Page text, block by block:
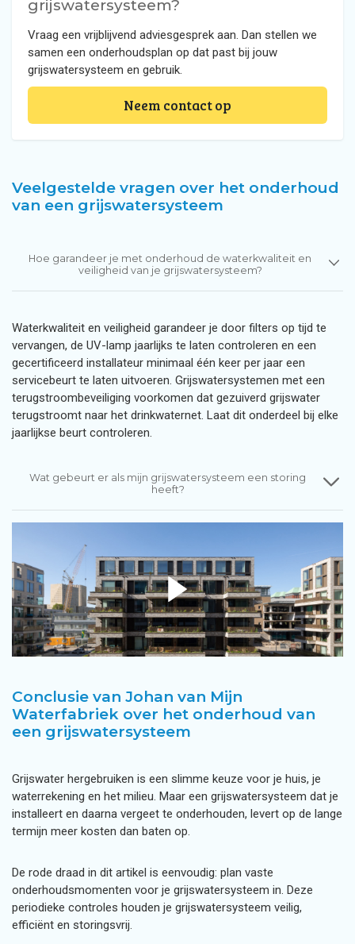
grijswatersysteem?
Vraag een vrijblijvend adviesgesprek aan. Dan stellen we
samen een onderhoudsplan op dat past bij jouw
grijswatersysteem en gebruik.
Neem contact op
Veelgestelde vragen over het onderhoud
van een grijswatersysteem
Hoe garandeer je met onderhoud de waterkwaliteit en
veiligheid van je grijswatersysteem?
Waterkwaliteit en veiligheid garandeer je door filters op tijd te
vervangen, de UV-lamp jaarlijks te laten controleren en een
gecertificeerd installateur minimaal één keer per jaar een
servicebeurt te laten uitvoeren. Grijswatersystemen met een
terugstroombeveiliging voorkomen dat gezuiverd grijswater
terugstroomt naar het drinkwaternet. Laat dit onderdeel bij elke
jaarlijkse beurt controleren.
Wat gebeurt er als mijn grijswatersysteem een storing
heeft?
Conclusie van Johan van Mijn
Waterfabriek over het onderhoud van
een grijswatersysteem
Grijswater hergebruiken is een slimme keuze voor je huis, je
waterrekening en het milieu. Maar een grijswatersysteem dat je
installeert en daarna vergeet te onderhouden, levert op de lange
termijn meer kosten dan baten op.
De rode draad in dit artikel is eenvoudig: plan vaste
onderhoudsmomenten voor je grijswatersysteem in. Deze
periodieke controles houden je grijswatersysteem veilig,
efficiënt en storingsvrij.